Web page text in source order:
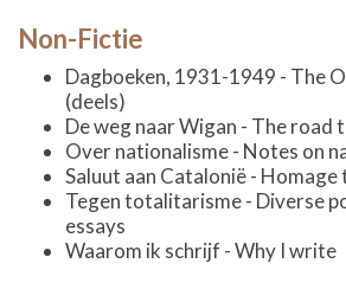
Non-Fictie
Dagboeken, 1931-1949 - The
(deels)
De weg naar Wigan - The road
Over nationalisme - Notes on
Saluut aan Catalonië -
Tegen totalitarisme - Diverse
essays
Waarom ik schrijf - Why I write